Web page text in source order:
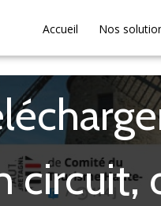
Accueil Nos
circuit,